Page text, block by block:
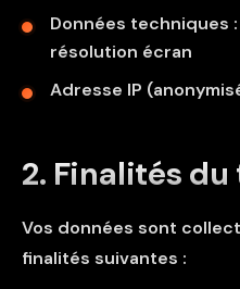
Données techniques
résolution écran
Adresse IP
2. Finalités
Vos données sont
finalités suivantes :